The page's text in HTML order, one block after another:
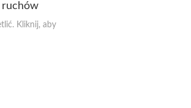
ruchów
Kliknij, aby